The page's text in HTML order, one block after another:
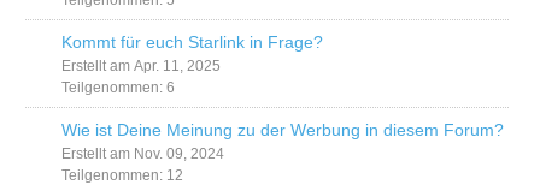
Kommt für euch Starlink in Frage?
Erstellt am Apr. 11, 2025
Teilgenommen: 6
Wie ist Deine Meinung zu der Werbung in diesem Forum?
Erstellt am Nov. 09, 2024
Teilgenommen: 12